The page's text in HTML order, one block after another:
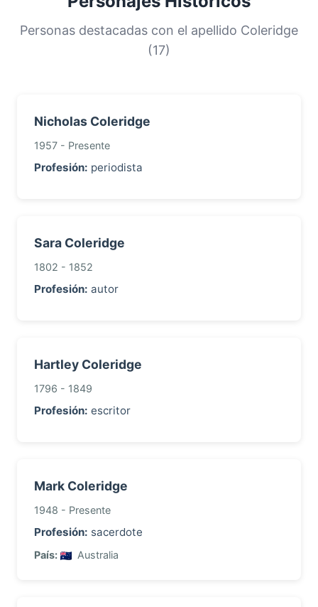
distribución nos ayuda a comprender los
orígenes y la historia migratoria de las familias
Personas destacadas con el apellido Coleridge
(17)
Nicholas Coleridge
1957 - Presente
Profesión: periodista
Sara Coleridge
1802 - 1852
Profesión: autor
Hartley Coleridge
1796 - 1849
Profesión: escritor
Mark Coleridge
1948 - Presente
Profesión: sacerdote
País: Australia